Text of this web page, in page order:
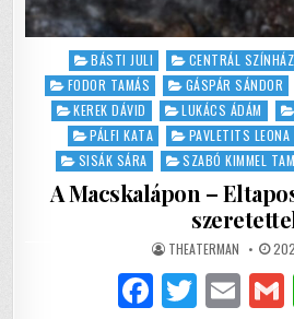
Posted
in
BÁSTI JULI CENTRÁL SZÍNHÁZ
FODOR TAMÁS
GÁSPÁR SÁNDOR
KEREK DÁVID
LUKÁCS ÁDÁM
PÁLFI KATA
PAVLETITS LEONA
SISÁK SÁRA
SZABÓ KIMMEL
A Macskalápon –
AUTHOR:
THEATERMAN
F T E